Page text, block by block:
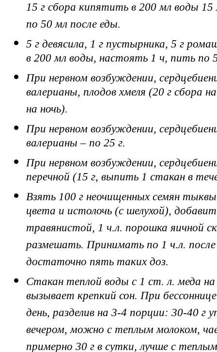
15 г сбора кипятить в 200 мл воды
по 50 мл после еды.
5 г девясила, 1 г пустырника, 5 г
в 200 мл воды, настоять 1 ч, пить по
При нервном возбуждении,
валерианы, плодов хмеля (20 г сбора
на ночь).
При нервном возбуждении,
валерианы – по 25 г.
При нервном возбуждении,
перечной (15 г, выпить 1 стакан в
Взять 100 г неочищенных семян
цвета и истолочь (с шелухой),
травянистой, 1 ч.л. порошка яичной
размешать. Принимать по 1 ч.л.
достаточно пять таких доз.
Стакан теплой воды с 1 ст. л. меда
вызывает крепкий сон. При
день, разделив на 3-4 порции: 30-40 г
вечером, можно с теплым молоком,
примерно 30 г в сутки, лучше с